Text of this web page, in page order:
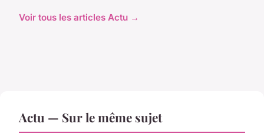
Voir tous les articles Actu →
Actu — Sur le même sujet